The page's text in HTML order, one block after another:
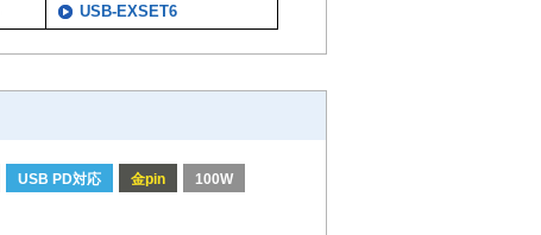
USB-EXSET6
USB PD対応 金pin 100W